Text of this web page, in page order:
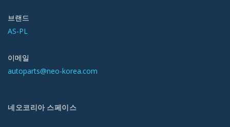
브랜드
AS-PL
이메일
autoparts@neo-korea.com
네오코리아 스페이스